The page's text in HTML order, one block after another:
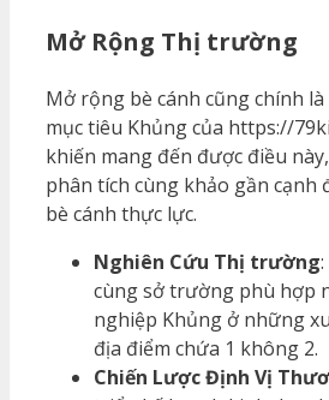
Mở Rộng Thị trường
Mở rộng bè cánh cũng chính
mục tiêu Khủng của https://
khiến mang đến được điều
phân tích cùng khảo gần cạnh
bè cánh thực lực.
Nghiên Cứu Thị trường
cùng sở trường phù hợp
nghiệp Khủng ở những
địa điểm chứa 1 không 2.
Chiến Lược Định Vị